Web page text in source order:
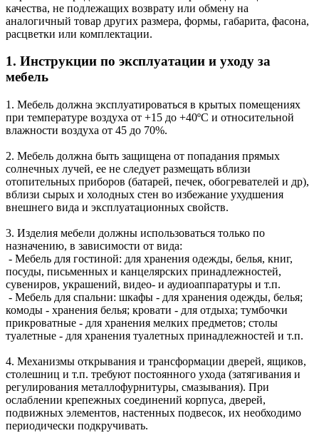
качества, не подлежащих возврату или обмену на
аналогичный товар других размера, формы, габарита, фасона,
расцветки или комплектации.
1. Инструкции по эксплуатации и уходу за
мебель
1. Мебель должна эксплуатироваться в крытых помещениях
при температуре воздуха от +15 до +40ºС и относительной
влажности воздуха от 45 до 70%.
2. Мебель должна быть защищена от попадания прямых
солнечных лучей, ее не следует размещать вблизи
отопительных приборов (батарей, печек, обогревателей и др),
вблизи сырых и холодных стен во избежание ухудшения
внешнего вида и эксплуатационных свойств.
3. Изделия мебели должны использоваться только по
назначению, в зависимости от вида:
- Мебель для гостиной: для хранения одежды, белья, книг,
посуды, письменных и канцелярских принадлежностей,
сувениров, украшений, видео- и аудиоаппаратуры и т.п.
- Мебель для спальни: шкафы - для хранения одежды, белья;
комоды - хранения белья; кровати - для отдыха; тумбочки
прикроватные - для хранения мелких предметов; столы
туалетные - для хранения туалетных принадлежностей и т.п.
4. Механизмы открывания и трансформации дверей, ящиков,
столешниц и т.п. требуют постоянного ухода (затягивания и
регулирования металлофурнитуры, смазывания). При
ослаблении крепежных соединений корпуса, дверей,
подвижных элементов, настенных подвесок, их необходимо
периодически подкручивать.